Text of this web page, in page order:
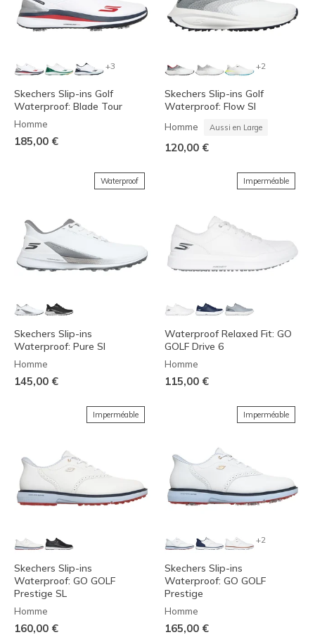
+3
Skechers Slip-ins Golf
Waterproof: Blade Tour
Homme
185,00 €
+2
Skechers Slip-ins Golf
Waterproof: Flow SI
Homme Aussi en Large
120,00 €
Waterproof
Skechers Slip-ins
Waterproof: Pure SI
Homme
145,00 €
Imperméable
Waterproof Relaxed Fit: GO
GOLF Drive 6
Homme
115,00 €
Imperméable
Skechers Slip-ins
Waterproof: GO GOLF
Prestige SL
Homme
160,00 €
Imperméable
+2
Skechers Slip-ins
Waterproof: GO GOLF
Prestige
Homme
165,00 €